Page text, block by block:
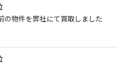
の物件を弊社にて買取しました